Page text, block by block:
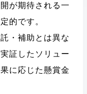
参加者：65名、
ございました
よくあるご質問
が期待される一
的です。
・補助とは異な
証したソリュー
に応じた懸賞金